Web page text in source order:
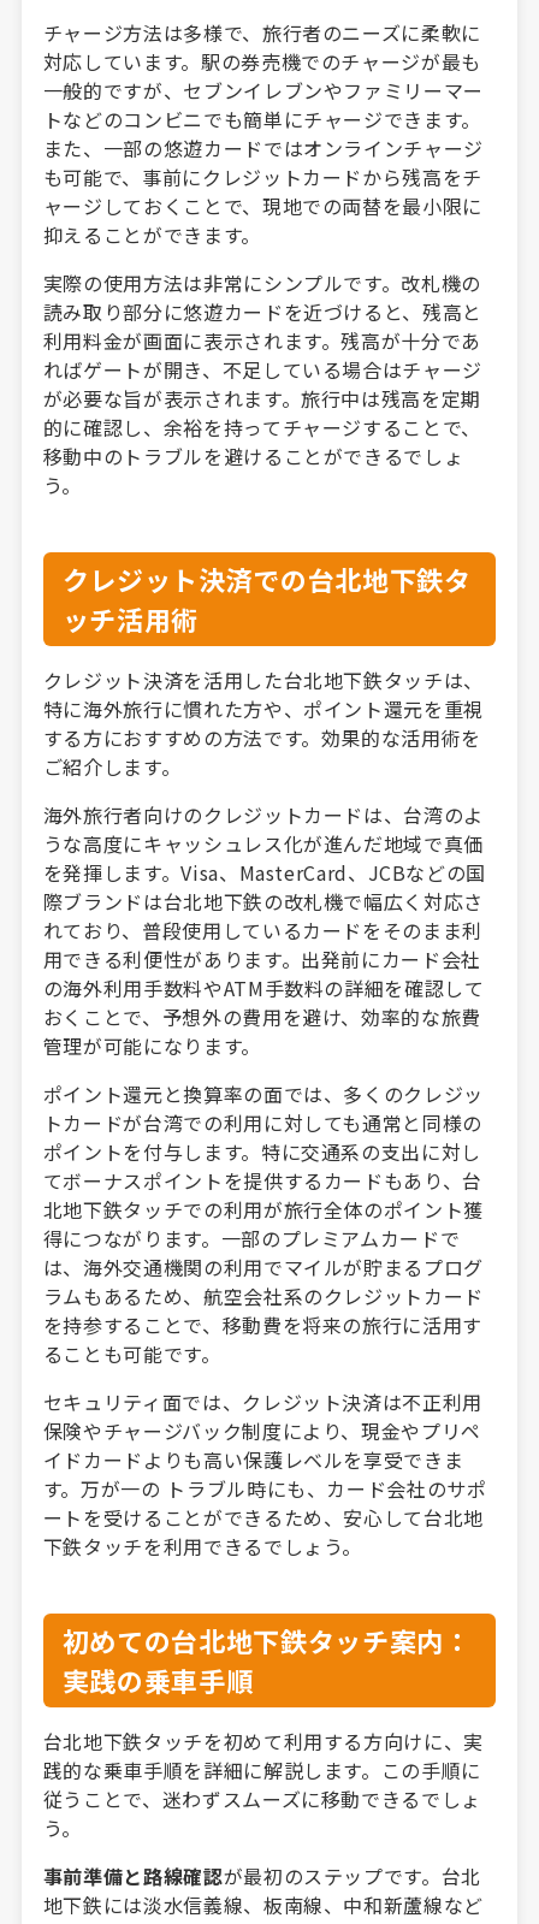
チャージ方法は多様で、旅行者のニーズに柔軟に
対応しています。駅の券売機でのチャージが最も
一般的ですが、セブンイレブンやファミリーマー
トなどのコンビニでも簡単にチャージできます。
また、一部の悠遊カードではオンラインチャージ
も可能で、事前にクレジットカードから残高をチ
ャージしておくことで、現地での両替を最小限に
抑えることができます。
実際の使用方法は非常にシンプルです。改札機の
読み取り部分に悠遊カードを近づけると、残高と
利用料金が画面に表示されます。残高が十分であ
ればゲートが開き、不足している場合はチャージ
が必要な旨が表示されます。旅行中は残高を定期
的に確認し、余裕を持ってチャージすることで、
移動中のトラブルを避けることができるでしょ
う。
クレジット決済での台北地下鉄タ
ッチ活用術
クレジット決済を活用した台北地下鉄タッチは、
特に海外旅行に慣れた方や、ポイント還元を重視
する方におすすめの方法です。効果的な活用術を
ご紹介します。
海外旅行者向けのクレジットカードは、台湾のよ
うな高度にキャッシュレス化が進んだ地域で真価
を発揮します。Visa、MasterCard、JCBなどの国
際ブランドは台北地下鉄の改札機で幅広く対応さ
れており、普段使用しているカードをそのまま利
用できる利便性があります。出発前にカード会社
の海外利用手数料やATM手数料の詳細を確認して
おくことで、予想外の費用を避け、効率的な旅費
管理が可能になります。
ポイント還元と換算率の面では、多くのクレジッ
トカードが台湾での利用に対しても通常と同様の
ポイントを付与します。特に交通系の支出に対し
てボーナスポイントを提供するカードもあり、台
北地下鉄タッチでの利用が旅行全体のポイント獲
得につながります。一部のプレミアムカードで
は、海外交通機関の利用でマイルが貯まるプログ
ラムもあるため、航空会社系のクレジットカード
を持参することで、移動費を将来の旅行に活用す
ることも可能です。
セキュリティ面では、クレジット決済は不正利用
保険やチャージバック制度により、現金やプリペ
イドカードよりも高い保護レベルを享受できま
す。万が一の トラブル時にも、カード会社のサポ
ートを受けることができるため、安心して台北地
下鉄タッチを利用できるでしょう。
初めての台北地下鉄タッチ案内：
実践の乗車手順
台北地下鉄タッチを初めて利用する方向けに、実
践的な乗車手順を詳細に解説します。この手順に
従うことで、迷わずスムーズに移動できるでしょ
う。
事前準備と路線確認が最初のステップです。台北
地下鉄には淡水信義線、板南線、中和新蘆線など